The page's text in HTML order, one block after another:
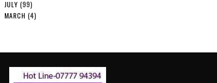
JULY (99)
MARCH (4)